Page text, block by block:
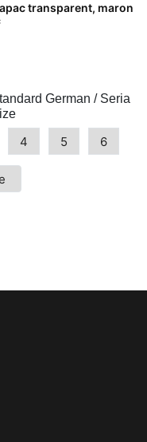
transparent, maron
German / Seria
4 5 6